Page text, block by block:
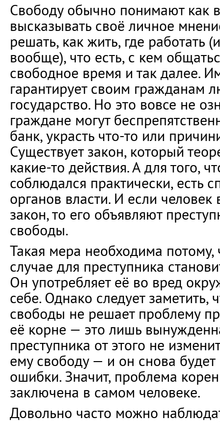
Свободу обычно понимают как
высказывать своё личное
решать, как жить, где работать
вообще), что есть, с кем
свободное время и так далее.
гарантирует своим гражданам
государство. Но это вовсе не
граждане могут
банк, украсть что-то или
Существует закон, который
какие-то действия. А для того,
соблюдался практически, есть
органов власти. И если
закон, то его объявляют
свободы.
Такая мера необходима потому,
случае для преступника
Он употребляет её во вред
себе. Однако следует заметить,
свободы не решает проблему
её корне — это лишь
преступника от этого не
ему свободу — и он снова будет
ошибки. Значит, проблема
заключена в самом человеке.
Довольно часто можно